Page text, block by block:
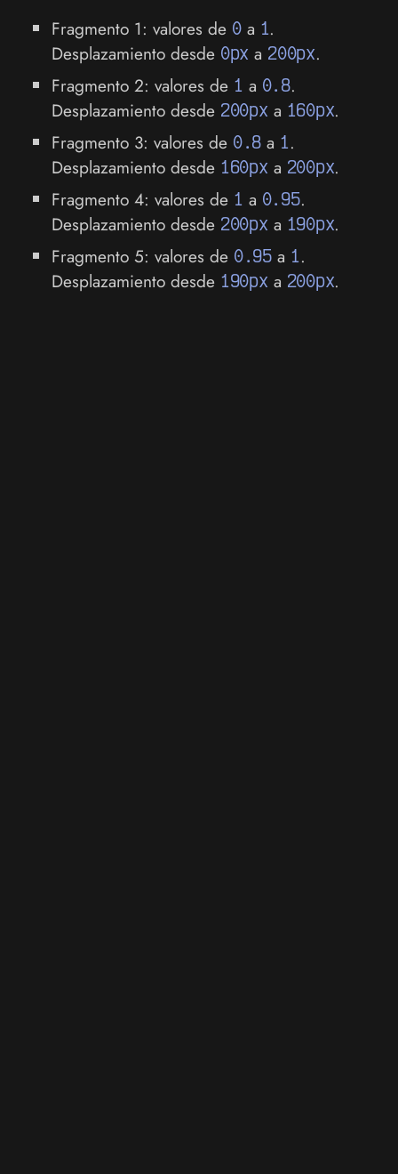
Fragmento 1: valores de 0a 1.
Desplazamiento desde 0px a 200px.
Fragmento 2: valores de 1 a 0.8.
Desplazamiento desde 200px a 160px.
Fragmento 3: valores de 0.8 a 1.
Desplazamiento desde 160px a 200px.
Fragmento 4: valores de 1 a 0.95.
Desplazamiento desde 200px a 190px.
Fragmento 5: valores de 0.95a 1.
Desplazamiento desde 190px a 200px.